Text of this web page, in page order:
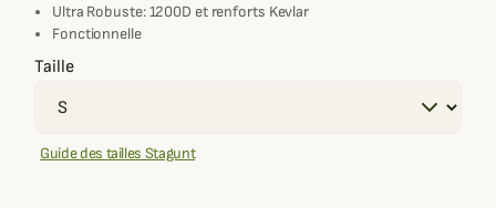
Ultra Robuste: 1200D et renforts Kevlar
Fonctionnelle
Taille
Guide des tailles Stagunt